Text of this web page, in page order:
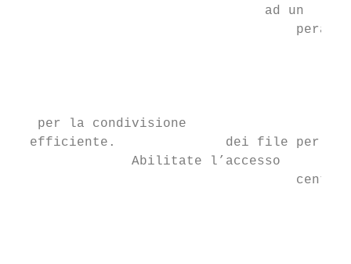
                                ad un
   per la condivisione
  efficiente.              dei file per
Abilitate l’accesso